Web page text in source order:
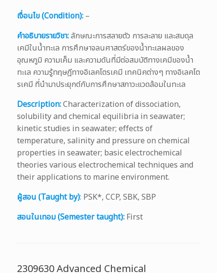
เงื่อนไข (Condition): –
คำอธิบายรายวิชา:ลักษณะการสลายตัว การละลาย และสมดุล
เคมีในน้ำทะเล การศึกษาจลนศาสตร์ของน้ำทะเลผลของ
อุณหภูมิ ความเค็ม และความดันที่มีต่อสมบัติทางเคมีของน้ำ
ทะเล ความรู้ทฤษฎีทางอิเลคโตรเคมี เทคนิคต่างๆ ทางอิเลคโต
รเคมี ที่นำมาประยุกต์กับการศึกษาสภาวะแวดล้อมในทะเล
Description:Characterization of dissociation,
solubility and chemical equilibria in seawater;
kinetic studies in seawater; effects of
temperature, salinity and pressure on chemical
properties in seawater; basic electrochemical
theories various electrochemical techniques and
their applications to marine environment.
ผู้สอน (Taught by): PSK*, CCP, SBK, SBP
สอนในเทอม (Semester taught): First
2309630 Advanced Chemical